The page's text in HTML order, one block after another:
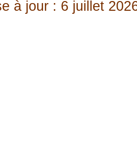
à jour : 6 juillet